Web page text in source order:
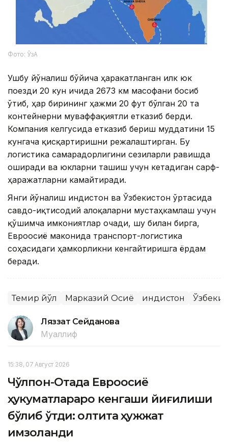
Фото: ЎзА
Ушбу йўналиш бўйича ҳаракатланган илк юк
поезди 20 кун ичида 2673 км масофани босиб
ўтиб, ҳар бирининг ҳажми 20 фут бўлган 20 та
контейнерни муваффақиятли етказиб берди.
Компания келгусида етказиб бериш муддатини 15
кунгача қисқартиришни режалаштирган. Бу
логистика самарадорлигини сезиларли равишда
оширади ва юкларни ташиш учун кетадиган сарф-
ҳаражатларни камайтиради.
Янги йўналиш Ҳиндистон ва Ўзбекистон ўртасида
савдо-иқтисодий алоқаларни мустаҳкамлаш учун
қўшимча имкониятлар очади, шу билан бирга,
Евроосиё маконида транспорт-логистика
соҳасидаги ҳамкорликни кенгайтиришга ёрдам
беради.
Темир йўл Марказий Осиё Ҳиндистон
Ляззат Сейданова
Муаллиф
15:38, 07 Август 2026
Чўлпон-Отада Евроосиё
ҳукуматлараро кенгаши йиғилиши
бўлиб ўтди: олтита ҳужжат
имзоланди